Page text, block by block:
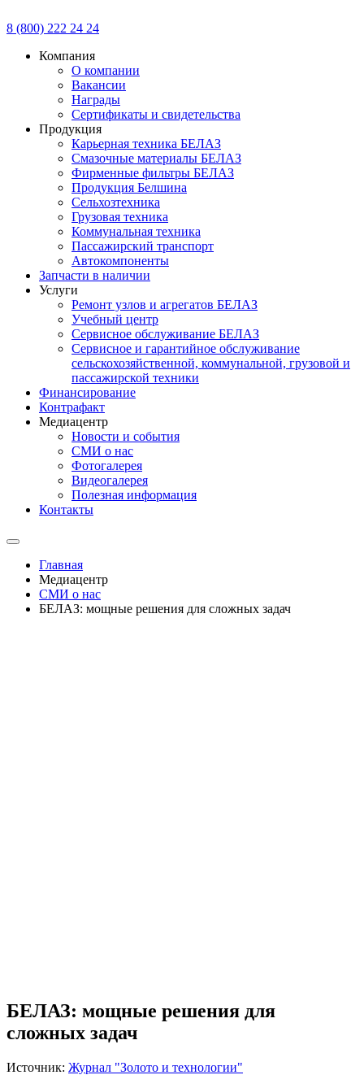
8 (800) 222 24 24
Компания
О компании
Вакансии
Награды
Сертификаты и свидетельства
Продукция
Карьерная техника БЕЛАЗ
Смазочные материалы БЕЛАЗ
Фирменные фильтры БЕЛАЗ
Продукция Белшина
Сельхозтехника
Грузовая техника
Коммунальная техника
Пассажирский транспорт
Автокомпоненты
Запчасти в наличии
Услуги
Ремонт узлов и агрегатов БЕЛАЗ
Учебный центр
Сервисное обслуживание БЕЛАЗ
Сервисное и гарантийное обслуживание
сельскохозяйственной, коммунальной, грузовой и
пассажирской техники
Финансирование
Контрафакт
Медиацентр
Новости и события
СМИ о нас
Фотогалерея
Видеогалерея
Полезная информация
Контакты
Главная
Медиацентр
СМИ о нас
БЕЛАЗ: мощные решения для сложных задач
БЕЛАЗ: мощные решения для
сложных задач
Источник: Журнал "Золото и технологии"